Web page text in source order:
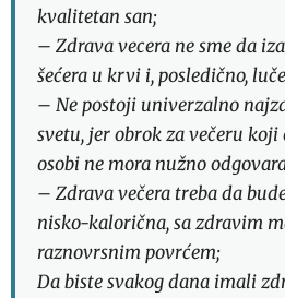
kvalitetan san;
– Zdrava vecera ne sme da
šećera u krvi i, posledično,
– Ne postoji univerzalno
svetu, jer obrok za večeru
osobi ne mora nužno
– Zdrava večera treba da
nisko-kalorična, sa zdravim
raznovrsnim povrćem;
Da biste svakog dana imali